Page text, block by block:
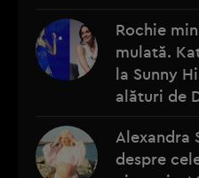
Rochie
mulată.
la Sunny
alături de
Alexandra
despre